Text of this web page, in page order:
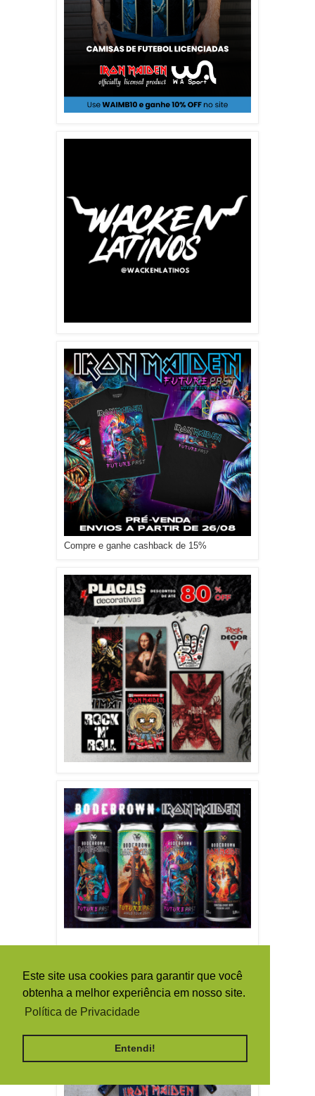
Este site usa cookies para garantir que você
obtenha a melhor experiência em nosso site.
Política de Privacidade
Entendi!
Compre e ganhe cashback de 15%